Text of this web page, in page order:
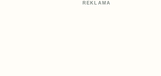
REKLAMA